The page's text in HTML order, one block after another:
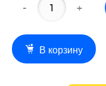
- +
В корзину